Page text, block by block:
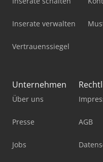
Holzkraft Minimax Fs
Holzkraft Minimax Si
Inserate verwalten
Vertrauenssiegel
Unternehmen
Über uns
Presse
Jobs
AGB